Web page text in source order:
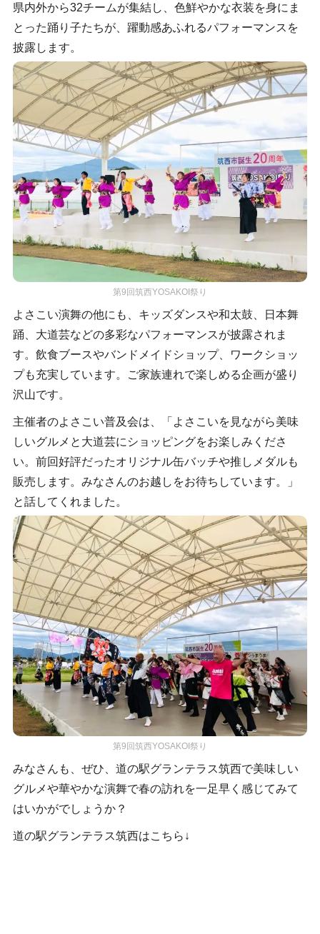
県内外から32チームが集結し、色鮮やかな衣装を身にま
とった踊り子たちが、躍動感あふれるパフォーマンスを
披露します。
第9回筑西YOSAKOI祭り
よさこい演舞の他にも、キッズダンスや和太鼓、日本舞
踊、大道芸などの多彩なパフォーマンスが披露されま
す。飲食ブースやバンドメイドショップ、ワークショッ
プも充実しています。ご家族連れで楽しめる企画が盛り
沢山です。
主催者のよさこい普及会は、「よさこいを見ながら美味
しいグルメと大道芸にショッピングをお楽しみくださ
い。前回好評だったオリジナル缶バッチや推しメダルも
販売します。みなさんのお越しをお待ちしています。」
と話してくれました。
第9回筑西YOSAKOI祭り
みなさんも、ぜひ、道の駅グランテラス筑西で美味しい
グルメや華やかな演舞で春の訪れを一足早く感じてみて
はいかがでしょうか？
道の駅グランテラス筑西はこちら↓